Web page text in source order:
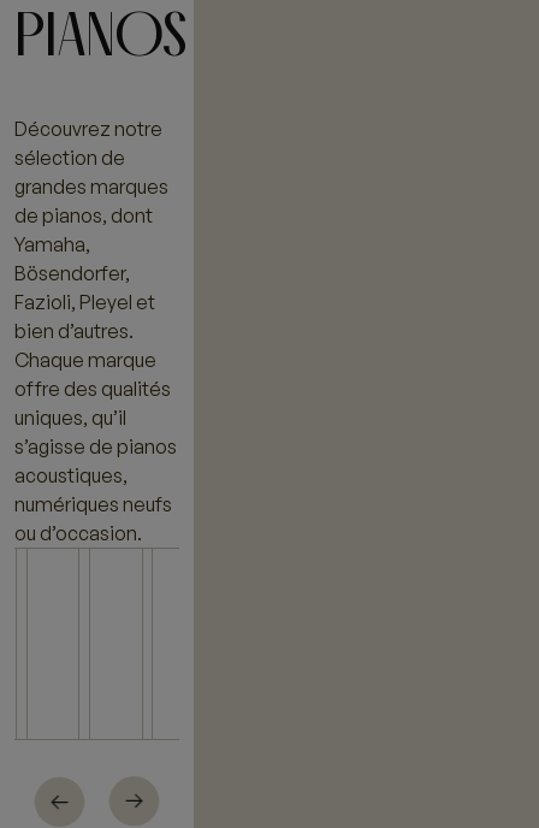
PIANOS
Découvrez notre
sélection de
grandes marques
de pianos, dont
Yamaha,
Bösendorfer,
Fazioli, Pleyel et
bien d’autres.
Chaque marque
offre des qualités
uniques, qu’il
s’agisse de pianos
acoustiques,
numériques neufs
ou d’occasion.